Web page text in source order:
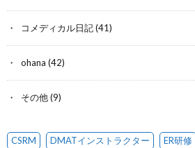
コメディカル日記(41)
ohana (42)
その他(9)
CSRM DMATインストラクター ER研修